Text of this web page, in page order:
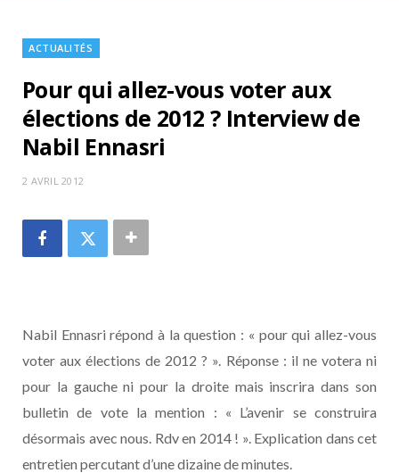
ACTUALITÉS
Pour qui allez-vous voter aux
élections de 2012 ? Interview de
Nabil Ennasri
2 AVRIL 2012
Nabil Ennasri répond à la question : « pour qui allez-vous
voter aux élections de 2012 ? ». Réponse : il ne votera ni
pour la gauche ni pour la droite mais inscrira dans son
bulletin de vote la mention : « L’avenir se construira
désormais avec nous. Rdv en 2014 ! ». Explication dans cet
entretien percutant d’une dizaine de minutes.